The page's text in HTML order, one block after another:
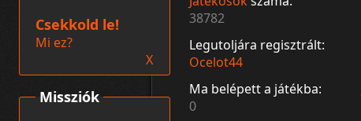
38782
Legutoljára regisztrált:
Ocelot44
Ma belépett a játékba:
0
Missziók
Csekkold le!
Mi ez?
X